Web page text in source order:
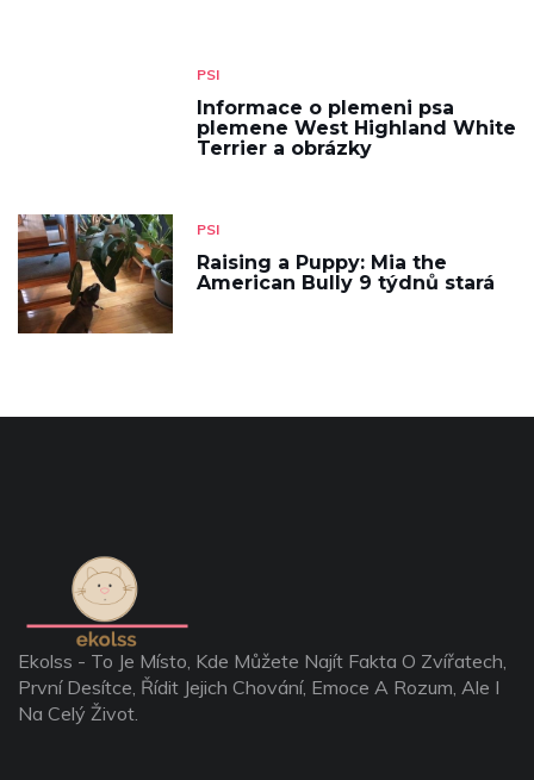
PSI
Informace o plemeni psa
plemene West Highland White
Terrier a obrázky
PSI
Raising a Puppy: Mia the
American Bully 9 týdnů stará
Ekolss - To Je Místo, Kde Můžete Najít Fakta O Zvířatech,
První Desítce, Řídit Jejich Chování, Emoce A Rozum, Ale I
Na Celý Život.